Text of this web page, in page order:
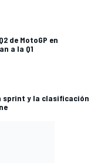
de MotoGP en
a la Q1
sprint y la clasificación